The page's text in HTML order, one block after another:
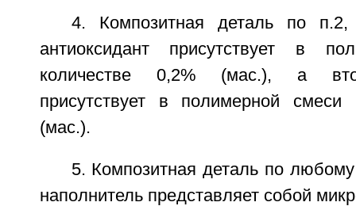
4. Композитная деталь по
антиоксидант присутствует в
количестве 0,2% (мас.), а
присутствует в полимерной
(мас.).
5. Композитная деталь по
наполнитель представляет собой